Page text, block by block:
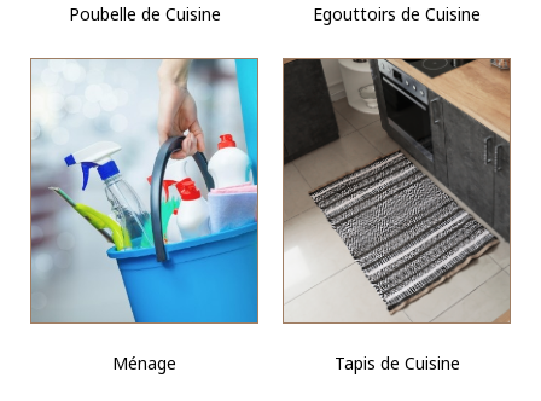
Poubelle de Cuisine Egouttoirs de Cuisine
Ménage Tapis de Cuisine